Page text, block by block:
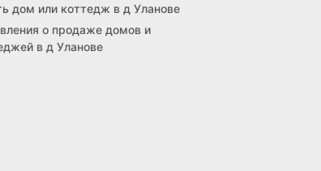
дом или коттедж в д Уланове
о продаже домов и
в д Уланове